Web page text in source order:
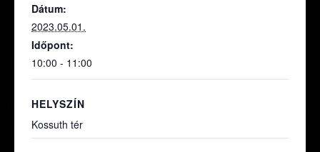
Dátum:
2023.05.01.
Időpont:
10:00 - 11:00
HELYSZÍN
Kossuth tér